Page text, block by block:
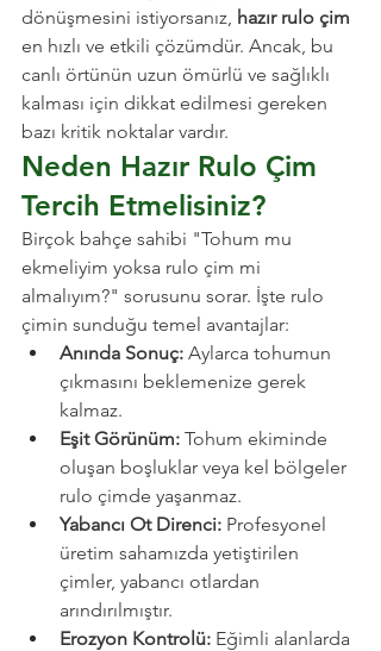
dönüşmesini istiyorsanız, hazır rulo çim
en hızlı ve etkili çözümdür. Ancak, bu
canlı örtünün uzun ömürlü ve sağlıklı
kalması için dikkat edilmesi gereken
bazı kritik noktalar vardır.
Neden Hazır Rulo Çim
Tercih Etmelisiniz?
Birçok bahçe sahibi "Tohum mu
ekmeliyim yoksa rulo çim mi
almalıyım?" sorusunu sorar. İşte rulo
çimin sunduğu temel avantajlar:
Anında Sonuç: Aylarca tohumun
çıkmasını beklemenize gerek
kalmaz.
Eşit Görünüm: Tohum ekiminde
oluşan boşluklar veya kel bölgeler
rulo çimde yaşanmaz.
Yabancı Ot Direnci: Profesyonel
üretim sahamızda yetiştirilen
çimler, yabancı otlardan
arındırılmıştır.
Erozyon Kontrolü: Eğimli alanlarda